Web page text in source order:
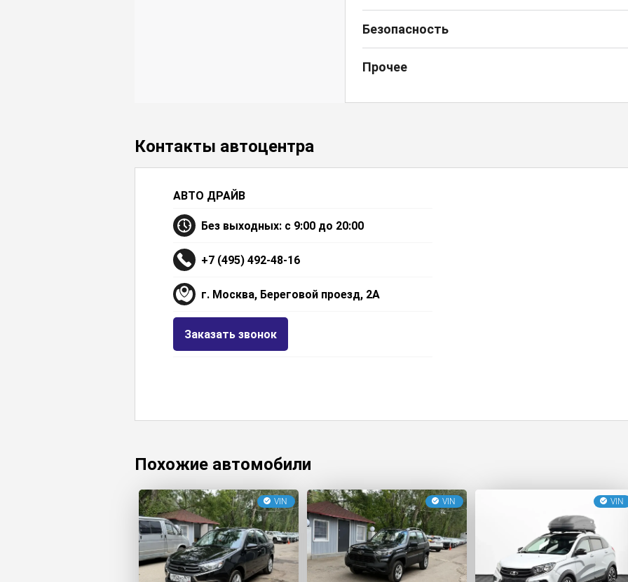
Безопасность
Прочее
Контакты автоцентра
АВТО ДРАЙВ
Без выходных: с 9:00 до 20:00
+7 (495) 492-48-16
г. Москва, Береговой проезд, 2А
Заказать звонок
Похожие автомобили
VIN VIN VIN